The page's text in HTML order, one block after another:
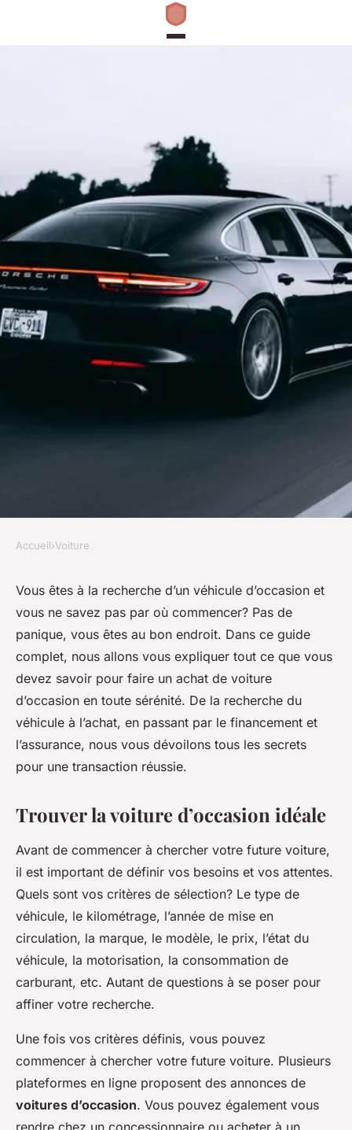
Le guide ultime pour acheter
une voiture d'occasion
Chloé•27 novembre 2023•6 min de lecture
Accueil›Voiture
Vous êtes à la recherche d’un véhicule d’occasion et
vous ne savez pas par où commencer? Pas de
panique, vous êtes au bon endroit. Dans ce guide
complet, nous allons vous expliquer tout ce que vous
devez savoir pour faire un achat de voiture
d’occasion en toute sérénité. De la recherche du
véhicule à l’achat, en passant par le financement et
l’assurance, nous vous dévoilons tous les secrets
pour une transaction réussie.
Trouver la voiture d’occasion idéale
Avant de commencer à chercher votre future voiture,
il est important de définir vos besoins et vos attentes.
Quels sont vos critères de sélection? Le type de
véhicule, le kilométrage, l’année de mise en
circulation, la marque, le modèle, le prix, l’état du
véhicule, la motorisation, la consommation de
carburant, etc. Autant de questions à se poser pour
affiner votre recherche.
Une fois vos critères définis, vous pouvez
commencer à chercher votre future voiture. Plusieurs
plateformes en ligne proposent des annonces de
voitures d’occasion. Vous pouvez également vous